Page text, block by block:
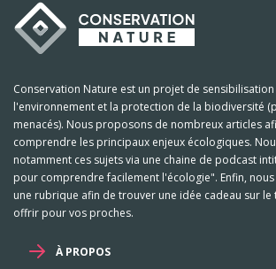
Conservation Nature est un projet de
l'environnement et la protection de la biodiversité
menacés). Nous proposons de nombreux articles
comprendre les principaux enjeux écologiques.
notamment ces sujets via une chaine de podcast
pour comprendre facilement l'écologie". Enfin,
une rubrique afin de trouver une idée cadeau sur le
offrir pour vos proches.
À PROPOS